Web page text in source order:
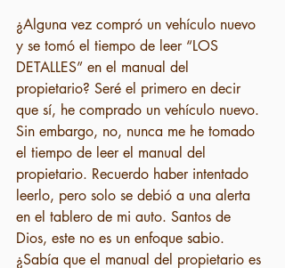
¿Alguna vez compró un vehículo nuevo
y se tomó el tiempo de leer “LOS
DETALLES” en el manual del
propietario? Seré el primero en decir
que sí, he comprado un vehículo nuevo.
Sin embargo, no, nunca me he tomado
el tiempo de leer el manual del
propietario. Recuerdo haber intentado
leerlo, pero solo se debió a una alerta
en el tablero de mi auto. Santos de
Dios, este no es un enfoque sabio.
¿Sabía que el manual del propietario es